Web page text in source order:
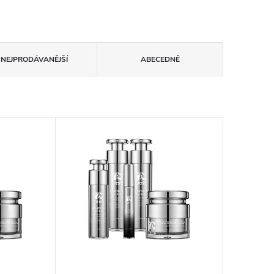
NEJPRODÁVANĚJŠÍ ABECEDNĚ